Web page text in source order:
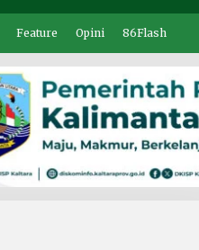
Feature Opini 86Flash